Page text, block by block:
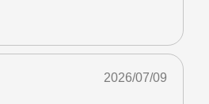
2026/07/09